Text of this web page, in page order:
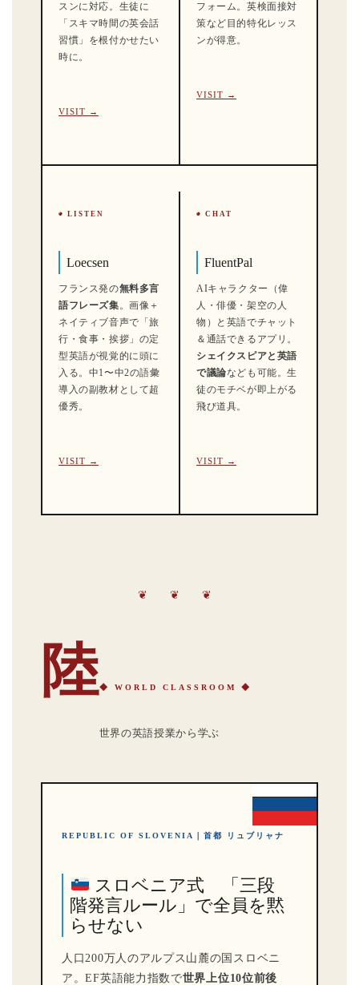
スンに対応。生徒に
「スキマ時間の英会話
習慣」を根付かせたい
時に。
VISIT →
フォーム。英検面接対
策など目的特化レッス
ンが得意。
VISIT →
◉ LISTEN
Loecsen
フランス発の無料多言
語フレーズ集。画像＋
ネイティブ音声で「旅
行・食事・挨拶」の定
型英語が視覚的に頭に
入る。中1〜中2の語彙
導入の副教材として超
優秀。
VISIT →
◉ CHAT
FluentPal
AIキャラクター（偉
人・俳優・架空の人
物）と英語でチャット
＆通話できるアプリ。
シェイクスピアと英語
で議論なども可能。生
徒のモチベが即上がる
飛び道具。
VISIT →
❦ ❦ ❦
陸◆ WORLD CLASSROOM ◆
世界の英語授業から学ぶ
REPUBLIC OF SLOVENIA｜首都 リュブリャナ
スロベニア式 「三段
階発言ルール」で全員を黙
らせない
人口200万人のアルプス山麓の国スロベニ
ア。EF英語能力指数で世界上位10位前後